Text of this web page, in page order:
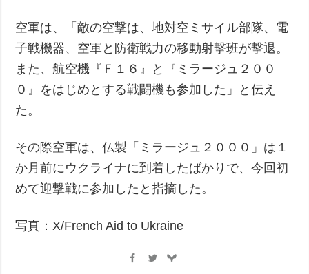
空軍は、「敵の空撃は、地対空ミサイル部隊、電
子戦機器、空軍と防衛戦力の移動射撃班が撃退。
また、航空機『Ｆ１６』と『ミラージュ２００
０』をはじめとする戦闘機も参加した」と伝え
た。
その際空軍は、仏製「ミラージュ２０００」は１
か月前にウクライナに到着したばかりで、今回初
めて迎撃戦に参加したと指摘した。
写真：X/French Aid to Ukraine